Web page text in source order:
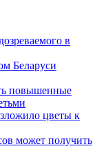
в
Беларуси
повышенные
цветы к
может получить